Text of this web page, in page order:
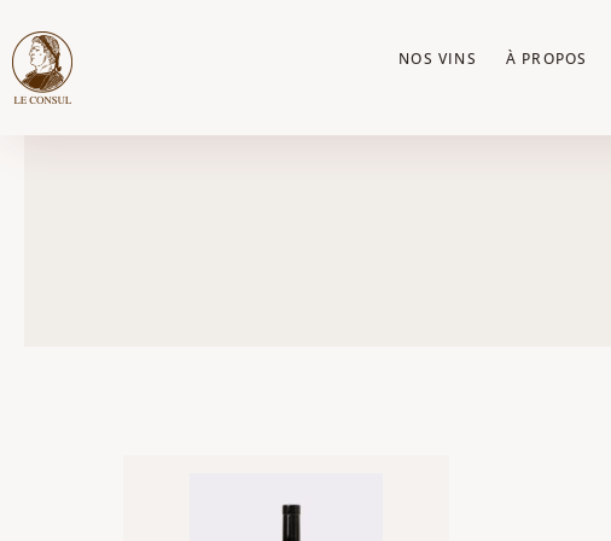
au
contenu
NOS VINS À PROPOS